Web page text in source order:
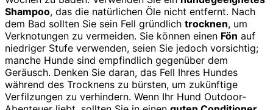
Shampoo, das die natürlichen Öle nicht entfernt. Nach
dem Bad sollten Sie sein Fell gründlich trocknen, um
Verknotungen zu vermeiden. Sie können einen Fön auf
niedriger Stufe verwenden, seien Sie jedoch vorsichtig;
manche Hunde sind empfindlich gegenüber dem
Geräusch. Denken Sie daran, das Fell Ihres Hundes
während des Trocknens zu bürsten, um zukünftige
Verfilzungen zu verhindern. Wenn Ihr Hund Outdoor-